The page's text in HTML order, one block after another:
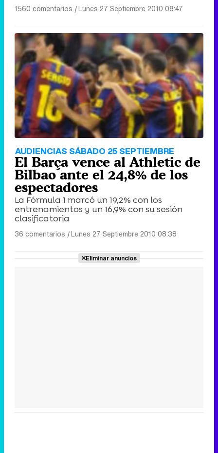
1560 comentarios |Lunes 27 Septiembre 2010 08:47
AUDIENCIAS SÁBADO 25 SEPTIEMBRE
El Barça vence al Athletic de
Bilbao ante el 24,8% de los
espectadores
La Fórmula 1 marcó un 19,2% con los
entrenamientos y un 16,9% con su sesión
clasificatoria
36 comentarios |Lunes 27 Septiembre 2010 08:38
Eliminar anuncios